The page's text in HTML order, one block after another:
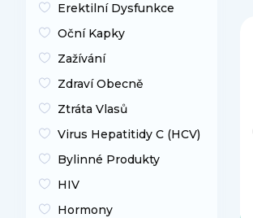
Erektilní Dysfunkce
Oční Kapky
Zažívání
Zdraví Obecně
Ztráta Vlasů
Virus Hepatitidy C (HCV)
Bylinné Produkty
HIV
Hormony